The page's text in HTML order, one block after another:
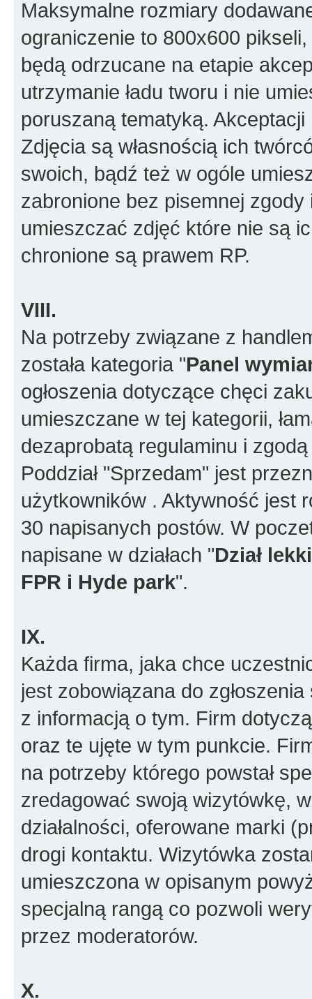
Maksymalne rozmiary
ograniczenie to 800x600
będą odrzucane na etapie
utrzymanie ładu tworu i nie
poruszaną tematyką.
Zdjęcia są własnością ich
swoich, bądź też w ogóle
zabronione bez pisemnej
umieszczać zdjęć które nie są
chronione są prawem RP.
VIII.
Na potrzeby związane z
została kategoria "Panel
ogłoszenia dotyczące chęci
umieszczane w tej kategorii,
dezaprobatą regulaminu i
Poddział "Sprzedam" jest
użytkowników . Aktywność jest
30 napisanych postów. W
napisane w działach "Dział
FPR i Hyde park".
IX.
Każda firma, jaka chce
jest zobowiązana do
z informacją o tym. Firm
oraz te ujęte w tym punkcie.
na potrzeby którego powstał
zredagować swoją wizytówkę,
działalności, oferowane marki
drogi kontaktu. Wizytówka
umieszczona w opisanym
specjalną rangą co pozwoli
przez moderatorów.
X.